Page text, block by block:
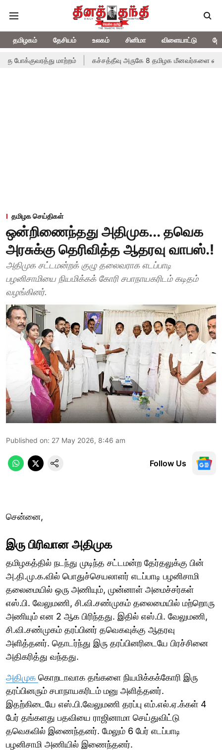
தமிழகம் தேசியம் உலகம் சினிமா விளையாட்டு
போக்குவரத்து மாற்றம் கச்சத்தீவு அருகே 8 தமிழக மீனவர்களை
தமிழக செய்திகள்
ஒன்றிணைந்தது அதிமுக... தவெக
அரசுக்கு தெரிவித்த ஆதரவு வாபஸ்.!
அதிமுக சட்டமன்றக் குழு தலைவராக எடப்பாடி
பழனிசாமியை நியமிக்கக் கோரி சபாநாயகரிடம் கடிதம்
வழங்கினர்.
Published on: 27 May 2026, 8:46 am
Follow Us
சென்னை,
இரு பிரிவான அதிமுக
தமிழகத்தில் நடந்து முடிந்த சட்டமன்ற தேர்தலுக்கு பின்
அ.தி.மு.க.வில் பொதுச்செயலாளர் எடப்பாடி பழனிசாமி
தலைமையில் ஒரு அணியும், முன்னாள் அமைச்சர்கள்
எஸ்.பி. வேலுமணி, சி.வி.சண்முகம் தலைமையில் மற்றொரு
அணியும் என 2 ஆக பிரிந்தது. இதில் எஸ்.பி. வேலுமணி,
சி.வி.சண்முகம் தரப்பினர் தவெகவுக்கு ஆதரவு
அளித்தனர். தொடர்ந்து இரு தரப்பினரிடையே பிரச்சினை
அதிகரித்து வந்தது.
அதிமுக கொறடாவாக தங்களை நியமிக்கக்கோரி இரு
தரப்பினரும் சபாநாயகரிடம் மனு அளித்தனர்.
இதற்கிடையே எஸ்.பி.வேலுமணி தரப்பு எம்.எல்.ஏ.க்கள் 4
பேர் தங்களது பதவியை ராஜினாமா செய்துவிட்டு
தவெகவில் இணைந்தனர். மேலும் 6 பேர் எடப்பாடி
பழனிசாமி அணியில் இணைந்தனர்.